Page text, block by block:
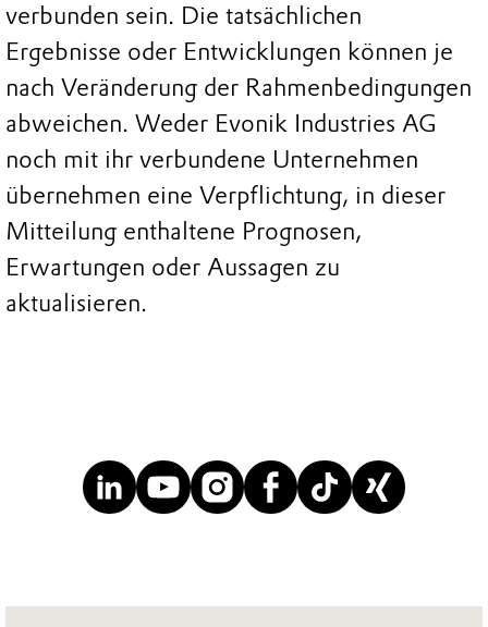
verbunden sein. Die tatsächlichen
Ergebnisse oder Entwicklungen können je
nach Veränderung der Rahmenbedingungen
abweichen. Weder Evonik Industries AG
noch mit ihr verbundene Unternehmen
übernehmen eine Verpflichtung, in dieser
Mitteilung enthaltene Prognosen,
Erwartungen oder Aussagen zu
aktualisieren.